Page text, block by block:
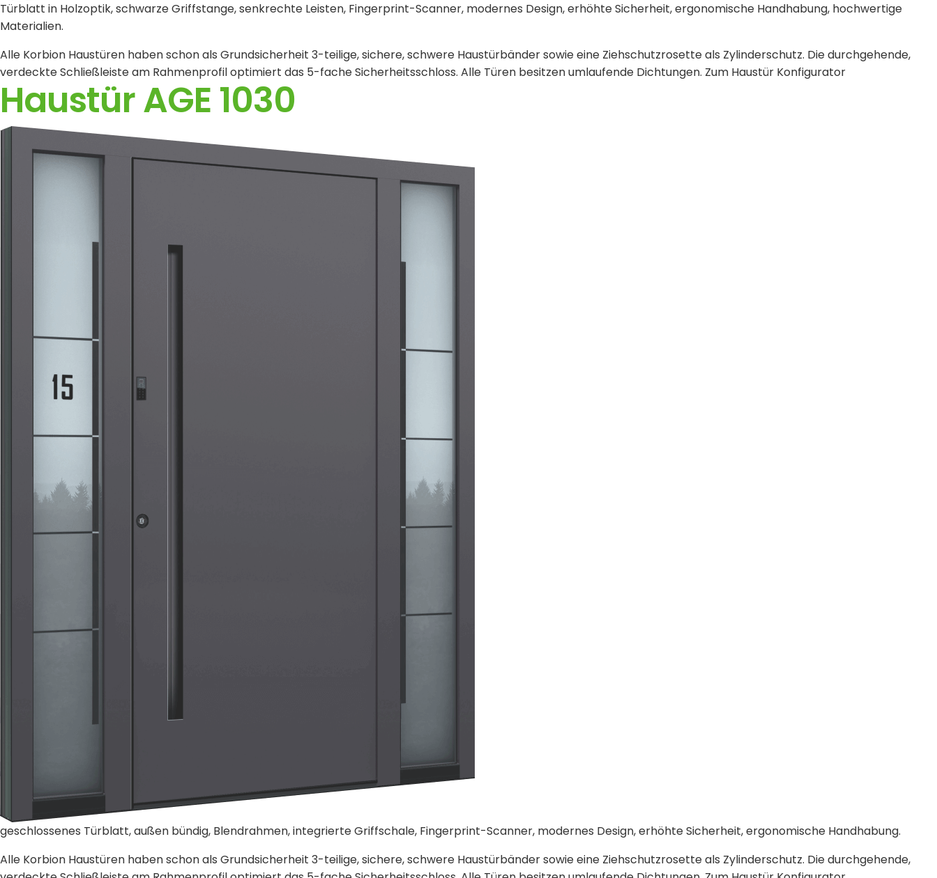
Türblatt in Holzoptik, schwarze Griffstange, senkrechte Leisten, Fingerprint-Scanner, modernes Design, erhöhte Sicherheit, ergonomische Handhabung, hochwertige
Materialien.
Alle Korbion Haustüren haben schon als Grundsicherheit 3-teilige, sichere, schwere Haustürbänder sowie eine Ziehschutzrosette als Zylinderschutz. Die durchgehende,
verdeckte Schließleiste am Rahmenprofil optimiert das 5-fache Sicherheitsschloss. Alle Türen besitzen umlaufende Dichtungen. Zum Haustür Konfigurator
Haustür AGE 1030
geschlossenes Türblatt, außen bündig, Blendrahmen, integrierte Griffschale, Fingerprint-Scanner, modernes Design, erhöhte Sicherheit, ergonomische Handhabung.
Alle Korbion Haustüren haben schon als Grundsicherheit 3-teilige, sichere, schwere Haustürbänder sowie eine Ziehschutzrosette als Zylinderschutz. Die durchgehende,